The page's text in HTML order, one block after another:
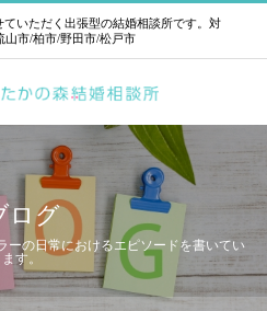
いただく出張型の結婚相談所です。対
山市/柏市/野田市/松戸市
ログ
ーの日常におけるエピソードを書いてい
ます。